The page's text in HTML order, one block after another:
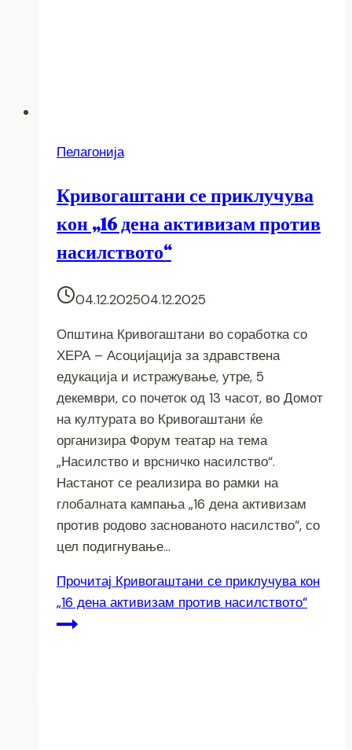
Пелагонија
Кривогаштани се приклучува
кон „16 дена активизам против
насилството“
04.12.202504.12.2025
Општина Кривогаштани во соработка со
ХЕРА – Асоцијација за здравствена
едукација и истражување, утре, 5
декември, со почеток од 13 часот, во Домот
на културата во Кривогаштани ќе
организира Форум театар на тема
„Насилство и врсничко насилство“.
Настанот се реализира во рамки на
глобалната кампања „16 дена активизам
против родово заснованото насилство“, со
цел подигнување…
Прочитај Кривогаштани се приклучува кон
„16 дена активизам против насилството“